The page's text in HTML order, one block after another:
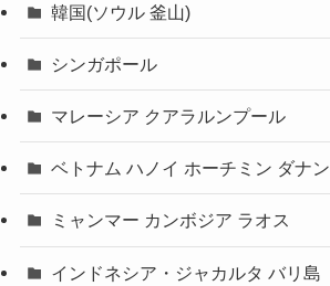
韓国(ソウル 釜山)
シンガポール
マレーシア クアラルンプール
ベトナム ハノイ ホーチミン ダナン
ミャンマー カンボジア ラオス
インドネシア・ジャカルタ バリ島